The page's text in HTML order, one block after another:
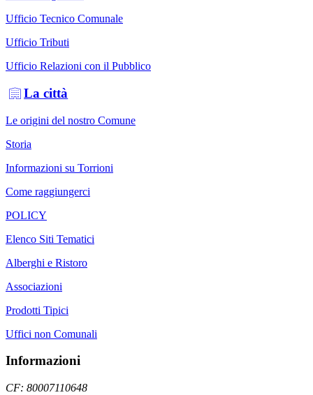
Ufficio Tecnico Comunale
Ufficio Tributi
Ufficio Relazioni con il Pubblico
La città
Le origini del nostro Comune
Storia
Informazioni su Torrioni
Come raggiungerci
POLICY
Elenco Siti Tematici
Alberghi e Ristoro
Associazioni
Prodotti Tipici
Uffici non Comunali
Informazioni
CF: 80007110648